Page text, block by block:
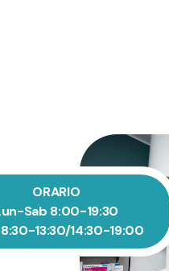
ORARIO
Sab 8:00-19:30
13:30/14:30-19:00